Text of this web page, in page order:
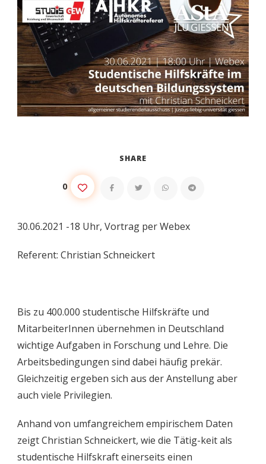
SHARE
0
30.06.2021 -18 Uhr, Vortrag per Webex
Referent: Christian Schneickert
Bis zu 400.000 studentische Hilfskräfte und
MitarbeiterInnen übernehmen in Deutschland
wichtige Aufgaben in Forschung und Lehre. Die
Arbeitsbedingungen sind dabei häufig prekär.
Gleichzeitig ergeben sich aus der Anstellung aber
auch viele Privilegien.
Anhand von umfangreichem empirischem Daten
zeigt Christian Schneickert, wie die Tätig-keit als
studentische Hilfskraft einerseits einen